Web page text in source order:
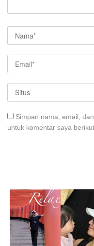
Simpan nama, email,
untuk komentar saya